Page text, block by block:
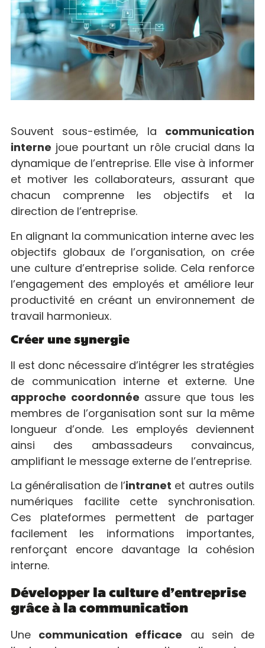
Souvent sous-estimée, la communication
interne joue pourtant un rôle crucial dans la
dynamique de l’entreprise. Elle vise à informer
et motiver les collaborateurs, assurant que
chacun comprenne les objectifs et la
direction de l’entreprise.
En alignant la communication interne avec les
objectifs globaux de l’organisation, on crée
une culture d’entreprise solide. Cela renforce
l’engagement des employés et améliore leur
productivité en créant un environnement de
travail harmonieux.
Créer une synergie
Il est donc nécessaire d’intégrer les stratégies
de communication interne et externe. Une
approche coordonnée assure que tous les
membres de l’organisation sont sur la même
longueur d’onde. Les employés deviennent
ainsi des ambassadeurs convaincus,
amplifiant le message externe de l’entreprise.
La généralisation de l’intranet et autres outils
numériques facilite cette synchronisation.
Ces plateformes permettent de partager
facilement les informations importantes,
renforçant encore davantage la cohésion
interne.
Développer la culture d’entreprise
grâce à la communication
Une communication efficace au sein de